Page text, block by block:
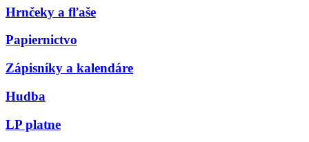
Hrnčeky a fľaše
Papiernictvo
Zápisníky a kalendáre
Hudba
LP platne